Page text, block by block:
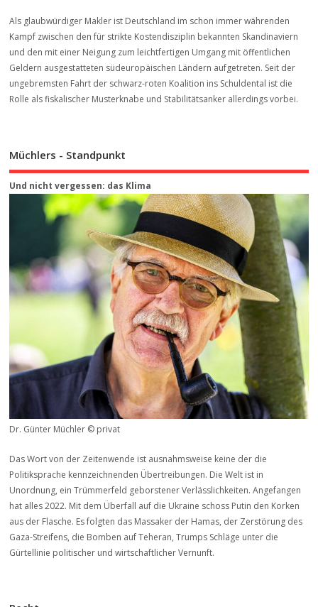
Als glaubwürdiger Makler ist Deutschland im schon immer währenden
Kampf zwischen den für strikte Kostendisziplin bekannten Skandinaviern
und den mit einer Neigung zum leichtfertigen Umgang mit öffentlichen
Geldern ausgestatteten südeuropäischen Ländern aufgetreten. Seit der
ungebremsten Fahrt der schwarz-roten Koalition ins Schuldental ist die
Rolle als fiskalischer Musterknabe und Stabilitätsanker allerdings vorbei.
Müchlers - Standpunkt
Und nicht vergessen: das Klima
Dr. Günter Müchler © privat
Das Wort von der Zeitenwende ist ausnahmsweise keine der die
Politiksprache kennzeichnenden Übertreibungen. Die Welt ist in
Unordnung, ein Trümmerfeld geborstener Verlässlichkeiten. Angefangen
hat alles 2022. Mit dem Überfall auf die Ukraine schoss Putin den Korken
aus der Flasche. Es folgten das Massaker der Hamas, der Zerstörung des
Gaza-Streifens, die Bomben auf Teheran, Trumps Schläge unter die
Gürtellinie politischer und wirtschaftlicher Vernunft.